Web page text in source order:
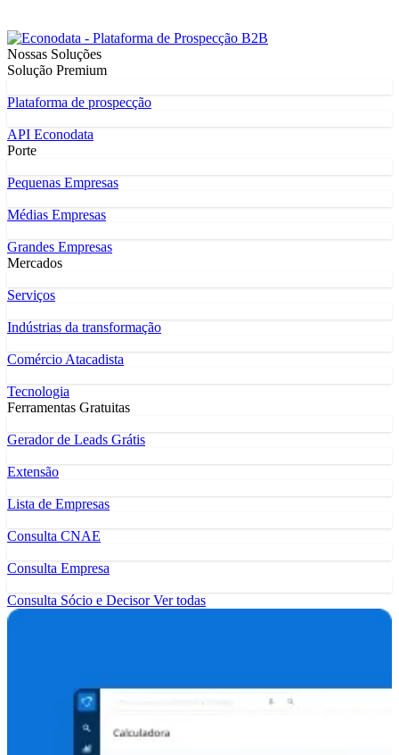
Nossas Soluções
Solução Premium
Plataforma de prospecção
API Econodata
Porte
Pequenas Empresas
Médias Empresas
Grandes Empresas
Mercados
Serviços
Indústrias da transformação
Comércio Atacadista
Tecnologia
Ferramentas Gratuitas
Gerador de Leads Grátis
Extensão
Lista de Empresas
Consulta CNAE
Consulta Empresa
Consulta Sócio e DecisorVer todas